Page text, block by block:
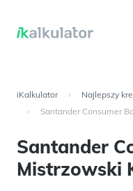
iKalkulator › Najlepszy
›
Santander Consumer
Santander
Mistrzowski